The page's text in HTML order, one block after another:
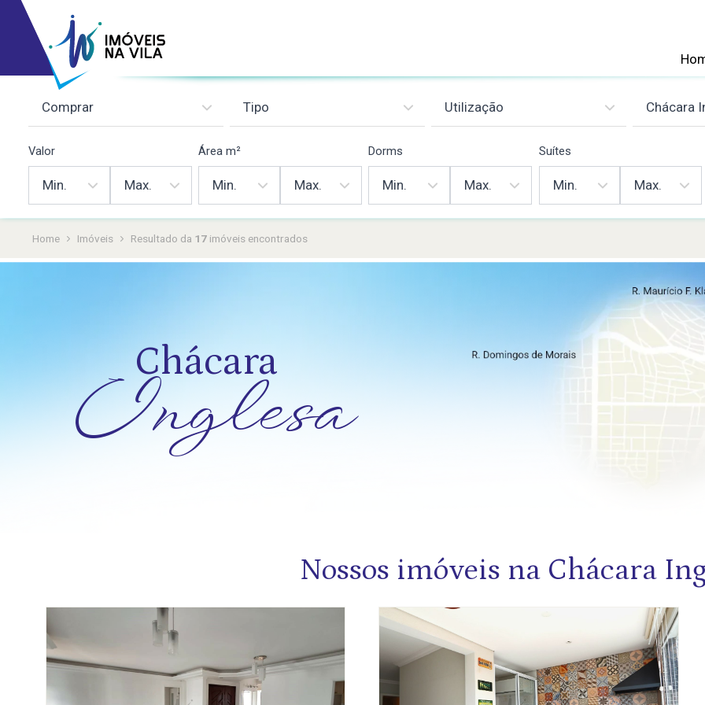
Valor Área m² Dorms Suítes
Home Imóveis Resultado da busca
17 imóveis encontrados
Chácara
Inglesa
Nossos imóveis na Chácara